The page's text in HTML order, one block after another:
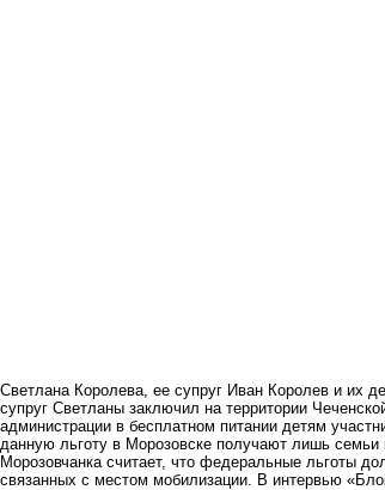
Светлана Королева, ее супруг Иван Королев и их
супруг Светланы заключил на территории
администрации в бесплатном питании детям
данную льготу в Морозовске получают лишь семьи
Морозовчанка считает, что федеральные льготы
связанных с местом мобилизации. В интервью